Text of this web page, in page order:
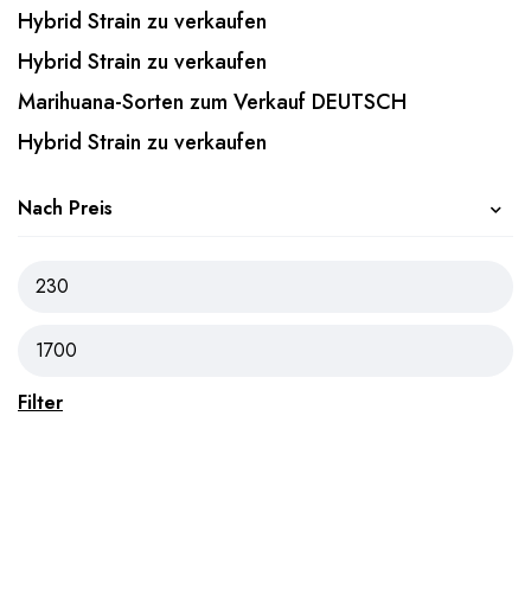
Hybrid Strain zu verkaufen
Hybrid Strain zu verkaufen
Marihuana-Sorten zum Verkauf DEUTSCH
Hybrid Strain zu verkaufen
Nach Preis
Filter